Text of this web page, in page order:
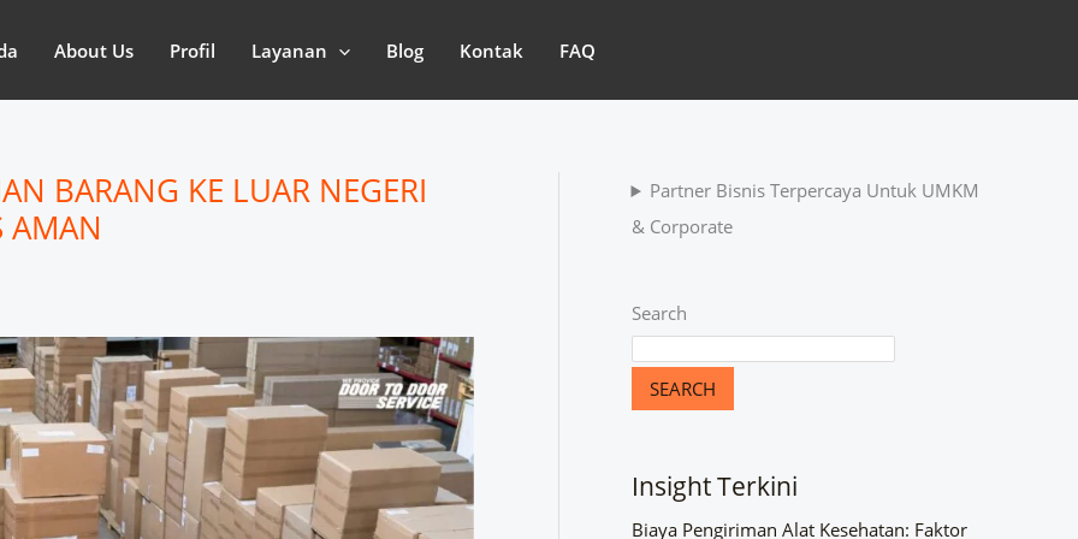
About Us Profil Layanan Blog Kontak FAQ
BARANG KE LUAR NEGERI
AMAN
Partner Bisnis Terpercaya Untuk UMKM
& Corporate
Search
SEARCH
Insight Terkini
Biaya Pengiriman Alat Kesehatan: Faktor